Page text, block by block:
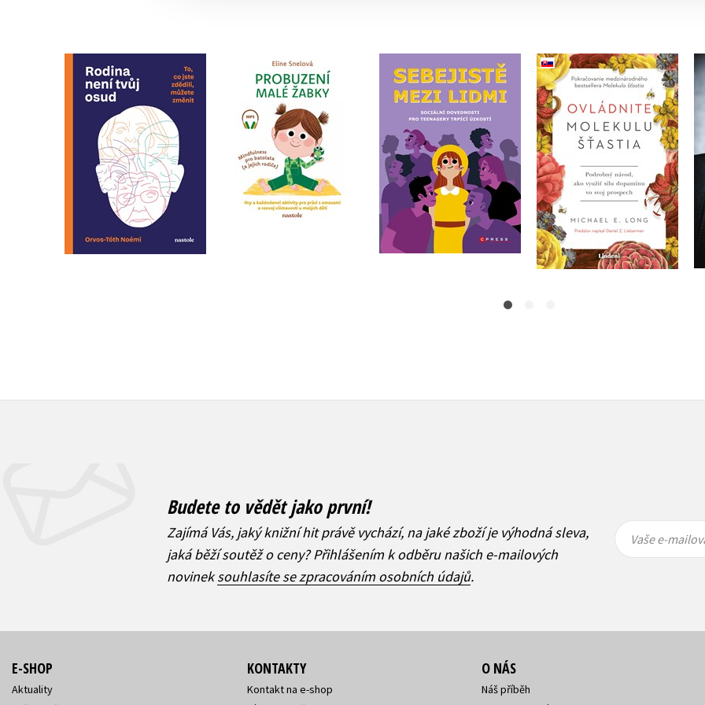
Rodina není tvůj osud
Noémi Orvos-Tóth
Do košíku
359 Kč
Probuzení malé žabky
Eline Snelová
Do košíku
Sebejistě mezi lidmi
Emily Davenportová
Do košíku
369 Kč
295 Kč
Ovládnite molekulu
šťastia (slovensky)
Michael E. Long
Do košíku
549 Kč
439 Kč
Budete to vědět jako první!
Zajímá Vás, jaký knižní hit právě vychází, na jaké zboží je výhodná sleva,
jaká běží soutěž o ceny? Přihlášením k odběru našich e-mailových
novineksouhlasíte se zpracováním osobních údajů.
mailová
mailová
Vaše e-
E-SHOP
Aktuality
KONTAKTY
Kontakt na e-shop
O NÁS
Náš příběh